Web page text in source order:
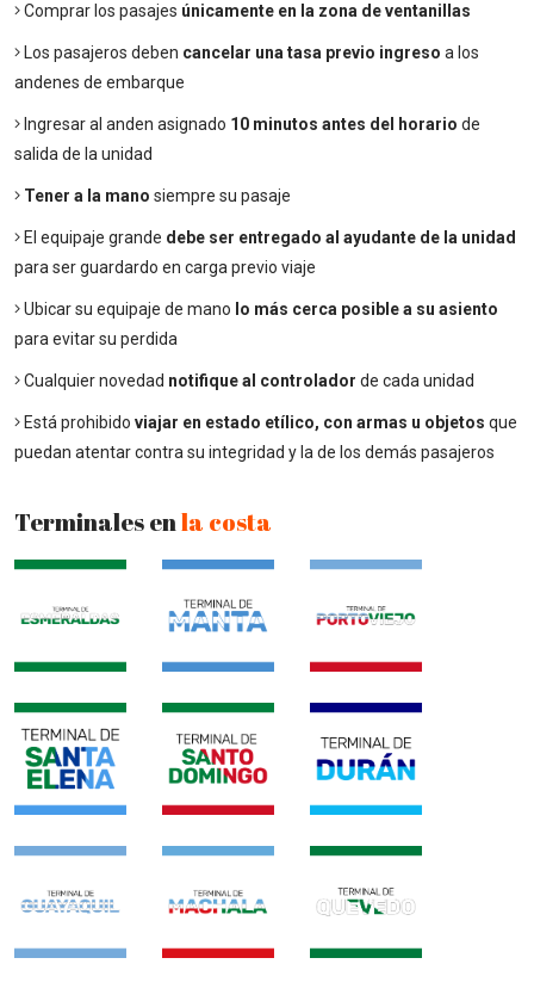
Comprar los pasajes únicamente en la zona de ventanillas
Los pasajeros deben cancelar una tasa previo ingreso a los
andenes de embarque
Ingresar al anden asignado 10 minutos antes del horario de
salida de la unidad
Tener a la mano siempre su pasaje
El equipaje grande debe ser entregado al ayudante de la unidad
para ser guardardo en carga previo viaje
Ubicar su equipaje de mano lo más cerca posible a su asiento
para evitar su perdida
Cualquier novedad notifique al controlador de cada unidad
Está prohibido viajar en estado etílico, con armas u objetos que
puedan atentar contra su integridad y la de los demás pasajeros
Terminales enla costa